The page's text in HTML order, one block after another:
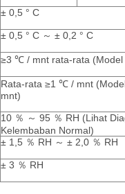
± 0,5 ° C
± 0,5 ° C ～ ± 0,2 ° C
≥3 ℃ / mnt rata-rata
Rata-rata ≥1 ℃ / mnt
mnt)
10 ％ ～ 95 ％ RH (Lihat
Kelembaban Normal)
± 1,5 ％ RH ～ ± 2,0 ％ RH
± 3 ％ RH